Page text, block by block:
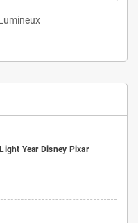
Year Disney Pixar